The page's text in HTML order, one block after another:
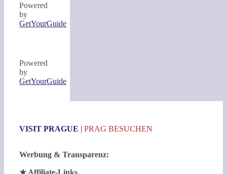
Powered
by
GetYourGuide
Powered
by
GetYourGuide
VISIT PRAGUE | PRAG BESUCHEN
Werbung & Transparenz:
★ Affiliate-Links